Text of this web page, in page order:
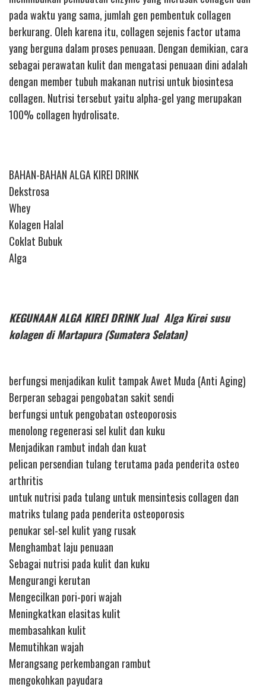
pada waktu yang sama, jumlah gen pembentuk collagen
berkurang. Oleh karena itu, collagen sejenis factor utama
yang berguna dalam proses penuaan. Dengan demikian, cara
sebagai perawatan kulit dan mengatasi penuaan dini adalah
dengan member tubuh makanan nutrisi untuk biosintesa
collagen. Nutrisi tersebut yaitu alpha-gel yang merupakan
100% collagen hydrolisate.
BAHAN-BAHAN ALGA KIREI DRINK
Dekstrosa
Whey
Kolagen Halal
Coklat Bubuk
Alga
KEGUNAAN ALGA KIREI DRINK Jual Alga Kirei susu
kolagen di Martapura (Sumatera Selatan)
berfungsi menjadikan kulit tampak Awet Muda (Anti Aging)
Berperan sebagai pengobatan sakit sendi
berfungsi untuk pengobatan osteoporosis
menolong regenerasi sel kulit dan kuku
Menjadikan rambut indah dan kuat
pelican persendian tulang terutama pada penderita osteo
arthritis
untuk nutrisi pada tulang untuk mensintesis collagen dan
matriks tulang pada penderita osteoporosis
penukar sel-sel kulit yang rusak
Menghambat laju penuaan
Sebagai nutrisi pada kulit dan kuku
Mengurangi kerutan
Mengecilkan pori-pori wajah
Meningkatkan elasitas kulit
membasahkan kulit
Memutihkan wajah
Merangsang perkembangan rambut
mengokohkan payudara